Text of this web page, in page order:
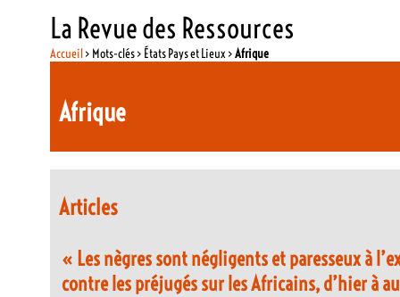
La Revue des Ressources
Accueil> Mots-clés > États Pays et Lieux >Afrique
Afrique
Articles
« Les nègres sont négligents et paresseux à
contre les préjugés sur les Africains, d’hier à